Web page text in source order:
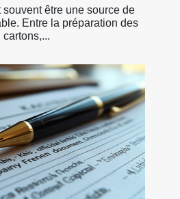
souvent être une source de
Entre la préparation des
cartons,...